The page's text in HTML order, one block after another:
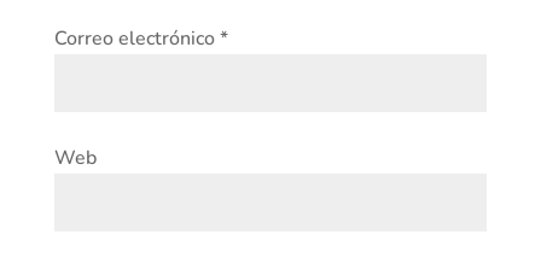
Correo electrónico*
Web